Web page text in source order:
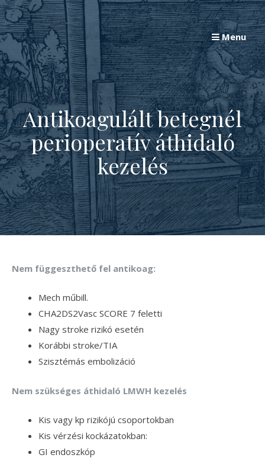
Skip
to
content
Menu
Antikoagulált betegnél
perioperatív áthidaló
kezelés
Nem függeszthető fel antikoag:
Mech műbill.
CHA2DS2Vasc SCORE 7 feletti
Nagy stroke rizikó esetén
Korábbi stroke/TIA
Szisztémás embolizáció
Nem szükséges áthidaló LMWH kezelés
Kis vagy kp rizikójú csoportokban
Kis vérzési kockázatokban:
GI endoszkóp